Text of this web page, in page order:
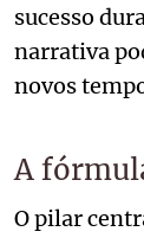
sucesso
narrativa
novos
A
O pilar